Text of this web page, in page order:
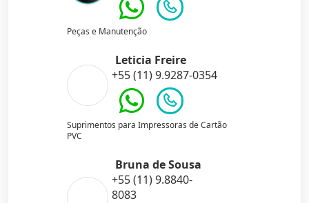
Peças e Manutenção
Leticia Freire
+55 (11) 9.9287-0354
Suprimentos para Impressoras de Cartão
PVC
Bruna de Sousa
+55 (11) 9.8840-
8083